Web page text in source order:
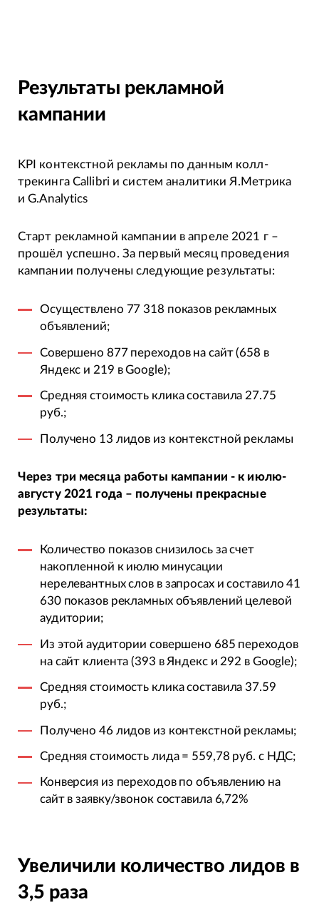
Результаты рекламной
кампании
KPI контекстной рекламы по данным колл-
трекинга Callibri и систем аналитики Я.Метрика
и G.Analytics
Старт рекламной кампании в апреле 2021 г –
прошёл успешно. За первый месяц проведения
кампании получены следующие результаты:
Осуществлено 77 318 показов рекламных
объявлений;
Совершено 877 переходов на сайт (658 в
Яндекс и 219 в Google);
Средняя стоимость клика составила 27.75
руб.;
Получено 13 лидов из контекстной рекламы
Через три месяца работы кампании - к июлю-
августу 2021 года – получены прекрасные
результаты:
Количество показов снизилось за счет
накопленной к июлю минусации
нерелевантных слов в запросах и составило 41
630 показов рекламных объявлений целевой
аудитории;
Из этой аудитории совершено 685 переходов
на сайт клиента (393 в Яндекс и 292 в Google);
Средняя стоимость клика составила 37.59
руб.;
Получено 46 лидов из контекстной рекламы;
Средняя стоимость лида = 559,78 руб. с НДС;
Конверсия из переходов по объявлению на
сайт в заявку/звонок составила 6,72%
Увеличили количество лидов в
3,5 раза